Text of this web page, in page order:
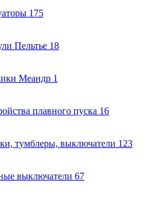
175
Пельтье 18
Меандр 1
плавного пуска 16
тумблеры, выключатели 123
выключатели 67